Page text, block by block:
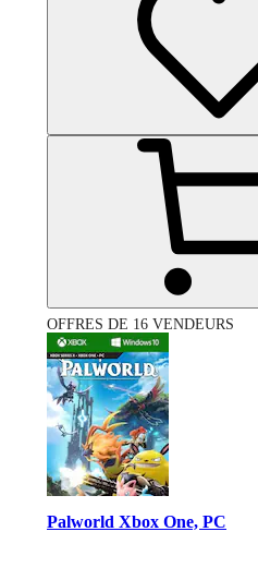
OFFRES DE 16 VENDEURS
Palworld Xbox One, PC